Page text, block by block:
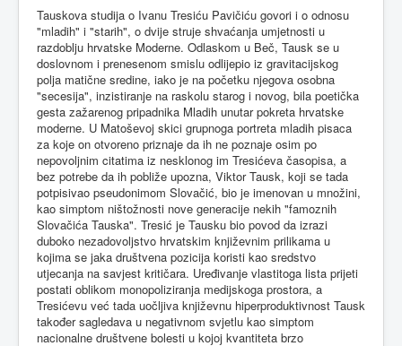
Tauskova studija o Ivanu Tresiću Pavičiću govori i o odnosu
"mladih" i "starih", o dvije struje shvaćanja umjetnosti u
razdoblju hrvatske Moderne. Odlaskom u Beč, Tausk se u
doslovnom i prenesenom smislu odlijepio iz gravitacijskog
polja matične sredine, iako je na početku njegova osobna
"secesija", inzistiranje na raskolu starog i novog, bila poetička
gesta zažarenog pripadnika Mladih unutar pokreta hrvatske
moderne. U Matoševoj skici grupnoga portreta mladih pisaca
za koje on otvoreno priznaje da ih ne poznaje osim po
nepovoljnim citatima iz nesklonog im Tresićeva časopisa, a
bez potrebe da ih pobliže upozna, Viktor Tausk, koji se tada
potpisivao pseudonimom Slovačić, bio je imenovan u množini,
kao simptom ništožnosti nove generacije nekih "famoznih
Slovačića Tauska". Tresić je Tausku bio povod da izrazi
duboko nezadovoljstvo hrvatskim književnim prilikama u
kojima se jaka društvena pozicija koristi kao sredstvo
utjecanja na savjest kritičara. Uređivanje vlastitoga lista prijeti
postati oblikom monopoliziranja medijskoga prostora, a
Tresićevu već tada uočljiva književnu hiperproduktivnost Tausk
također sagledava u negativnom svjetlu kao simptom
nacionalne društvene bolesti u kojoj kvantiteta brzo